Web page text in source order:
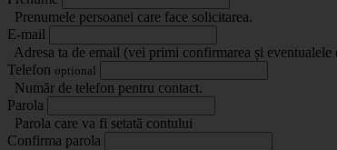
Prenumele persoanei care face solicitarea.
E-mail
Adresa ta de email (vei primi confirmarea și eventualele
Telefon optional
Număr de telefon pentru contact.
Parola
Parola care va fi setată contului
Confirma parola